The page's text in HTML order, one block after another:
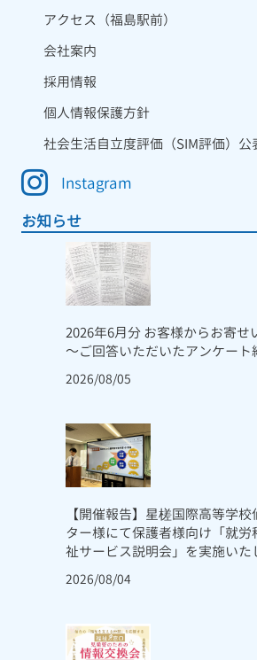
アクセス（福島駅前）
会社案内
採用情報
個人情報保護方針
社会生活自立度評価（SIM評価）公
Instagram
お知らせ
2026年6月分 お客様からお寄せ
～ご回答いただいたアンケート
2026/08/05
【開催報告】星槎国際高等学
ター様にて保護者様向け「就労
祉サービス説明会」を実施いた
2026/08/04